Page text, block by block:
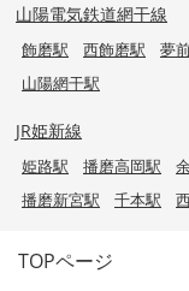
山陽電気鉄道網干線
飾磨駅 西飾磨駅 夢
山陽網干駅
JR姫新線
姫路駅 播磨高岡駅
播磨新宮駅
千本駅
TOPページ